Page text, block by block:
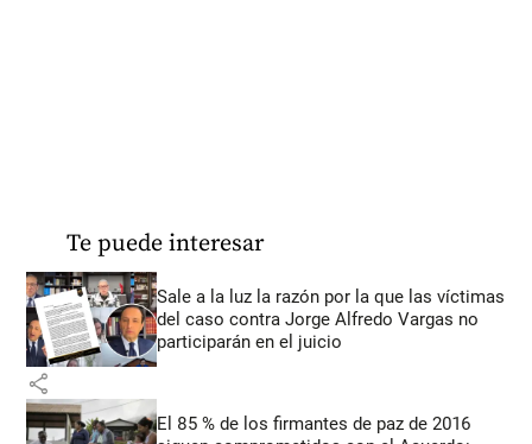
Te puede interesar
Sale a la luz la razón por la que las víctimas
del caso contra Jorge Alfredo Vargas no
participarán en el juicio
share
El 85 % de los firmantes de paz de 2016